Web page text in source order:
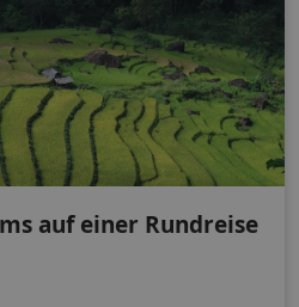
auf einer Rundreise